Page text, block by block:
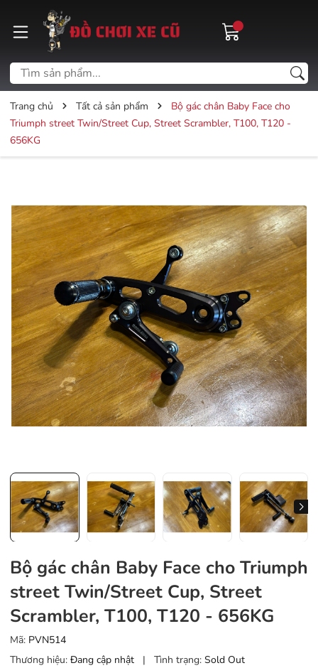
Trang chủ Tất cả sản phẩm
Bộ gác chân Baby Face cho
Triumph street Twin/Street Cup, Street Scrambler, T100, T120 -
656KG
Bộ gác chân Baby Face cho Triumph
street Twin/Street Cup, Street
Scrambler, T100, T120 - 656KG
Mã: PVN514
Thương hiệu: Đang cập nhật | Tình trạng: Sold Out